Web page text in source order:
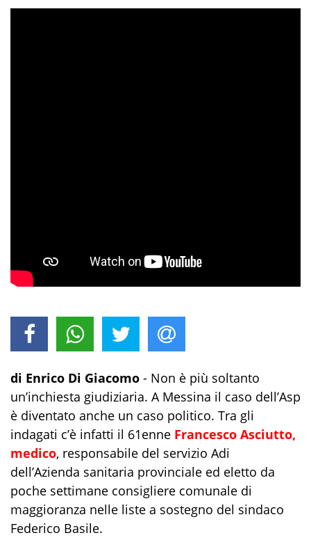
di Enrico Di Giacomo - Non è più soltanto
un’inchiesta giudiziaria. A Messina il caso dell’Asp
è diventato anche un caso politico. Tra gli
indagati c’è infatti il 61enne Francesco Asciutto,
medico, responsabile del servizio Adi
dell’Azienda sanitaria provinciale ed eletto da
poche settimane consigliere comunale di
maggioranza nelle liste a sostegno del sindaco
Federico Basile.